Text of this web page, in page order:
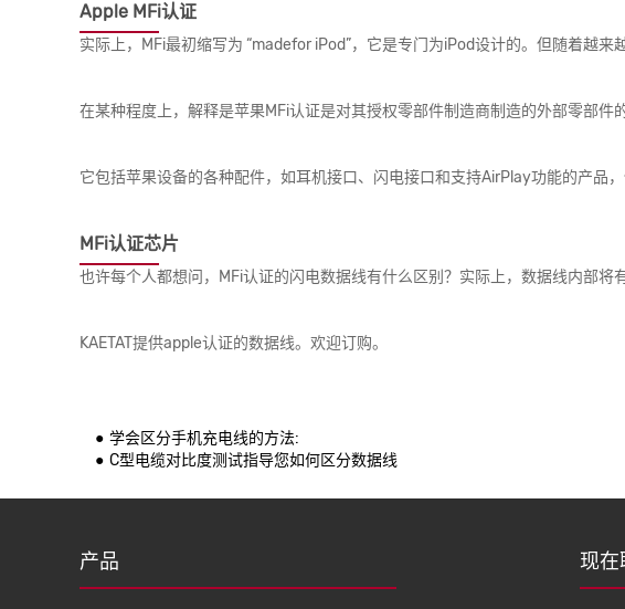
Apple MFi认证
实际上，MFi最初缩写为 “madefor iPod”，它是专门为iPod设计的。但随着越
在某种程度上，解释是苹果MFi认证是对其授权零部件制造商制造的外部零部
它包括苹果设备的各种配件，如耳机接口、闪电接口和支持AirPlay功能的产品
MFi认证芯片
也许每个人都想问，MFi认证的闪电数据线有什么区别？实际上，数据线内部将
KAETAT提供apple认证的数据线。欢迎订购。
学会区分手机充电线的方法:
C型电缆对比度测试指导您如何区分数据线
产品 现在